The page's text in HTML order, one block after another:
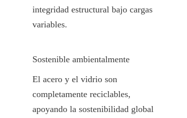
integridad estructural bajo cargas
variables.
Sostenible ambientalmente
El acero y el vidrio son
completamente reciclables,
apoyando la sostenibilidad global